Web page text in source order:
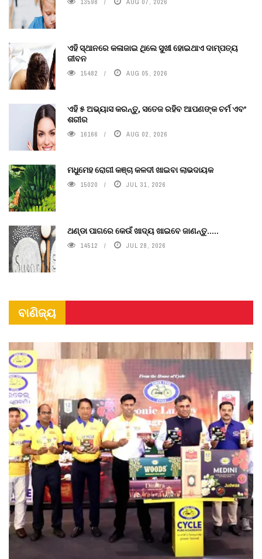
13598 AUG 07, 2026
ଏହି ସ୍ଥାନରେ କଳାଜାଇ ଥିଲେ ସୁଖୀ ହୋଇଥାଏ ଦାମ୍ପତ୍ୟ
ଜୀବନ
15482 AUG 05, 2026
ଏହି ୫ ଅଭ୍ୟାସ କରନ୍ତୁ, ସତେଜ ରହିବ ଆପଣଙ୍କ ଚର୍ମ ଏବଂ
ଶରୀର
16166 AUG 02, 2026
ମଧୁମେହ ରୋଗୀ କଞ୍ଚା କଳଦୀ ଖାଇବା ଲାଭଦାୟକ
15020 JUL 31, 2026
ଥଣ୍ଡା ପାଗରେ କେଉଁ ଖାଦ୍ୟ ଖାଇବେ ଜାଣନ୍ତୁ.....
14512 JUL 28, 2026
ବାଣିଜ୍ୟ